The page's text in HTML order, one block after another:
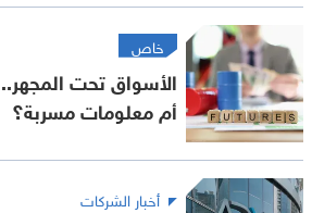
خاص
الأسواق تحت
أم معلومات مسربة؟
أخبار الشركات